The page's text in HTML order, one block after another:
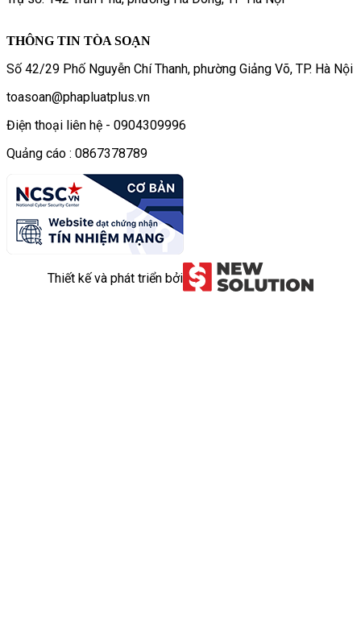
THÔNG TIN TÒA SOẠN
Số 42/29 Phố Nguyễn Chí Thanh, phường Giảng Võ, TP. Hà Nội
toasoan@phapluatplus.vn
Điện thoại liên hệ - 0904309996
Quảng cáo : 0867378789
Thiết kế và phát triển bởi